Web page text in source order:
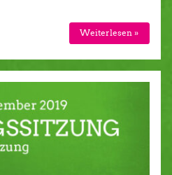
Weiterlesen »